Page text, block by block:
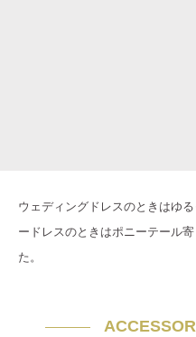
ウェディングドレスのときはゆ
ードレスのときはポニーテール
た。